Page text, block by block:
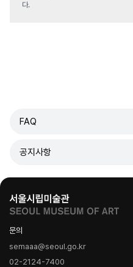
다.
FAQ
공지사항
문의
semaaa@seoul.go.kr
02-2124-7400